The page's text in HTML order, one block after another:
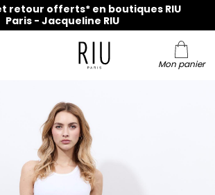
retour offerts* en boutiques RIU
Paris - Jacqueline RIU
Mon panier